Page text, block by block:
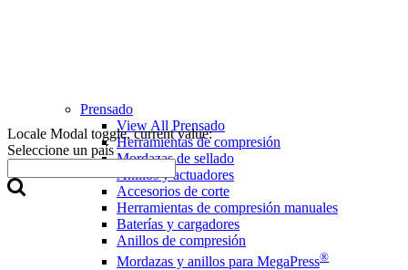
Locale Modal toggle, current value:
Seleccione un país
Prensado
View All Prensado
Herramientas de compresión
Mordazas de sellado
Anillos y actuadores
Accesorios de corte
Herramientas de compresión manuales
Baterías y cargadores
Anillos de compresión
Mordazas y anillos para MegaPress®